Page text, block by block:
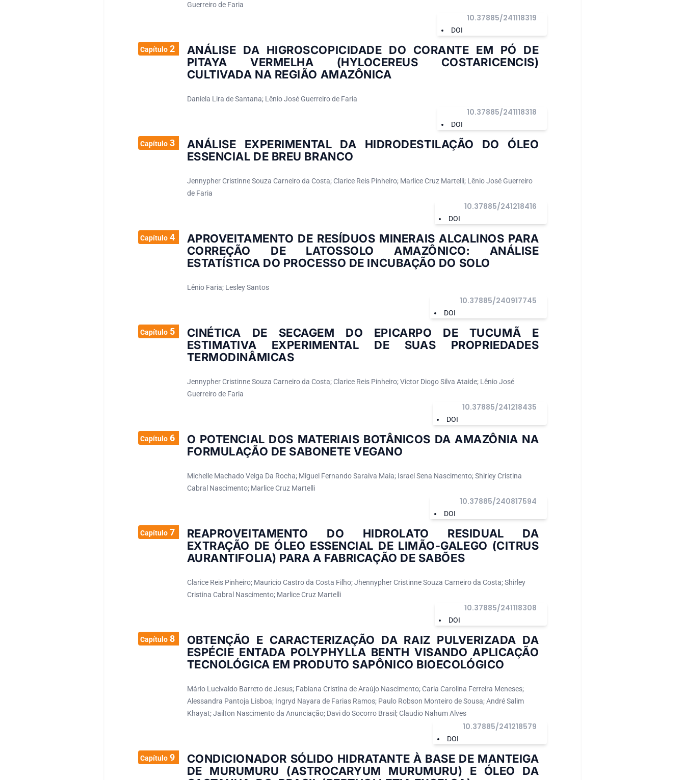
Guerreiro de Faria
DOI
10.37885/241118319
Capítulo2
ANÁLISE DA HIGROSCOPICIDADE DO CORANTE EM PÓ DE
PITAYA VERMELHA (HYLOCEREUS COSTARICENCIS)
CULTIVADA NA REGIÃO AMAZÔNICA
Daniela Lira de Santana; Lênio José Guerreiro de Faria
DOI
10.37885/241118318
Capítulo3
ANÁLISE EXPERIMENTAL DA HIDRODESTILAÇÃO DO ÓLEO
ESSENCIAL DE BREU BRANCO
Jennypher Cristinne Souza Carneiro da Costa; Clarice Reis Pinheiro; Marlice Cruz Martelli; Lênio José Guerreiro
de Faria
DOI
10.37885/241218416
Capítulo4
APROVEITAMENTO DE RESÍDUOS MINERAIS ALCALINOS PARA
CORREÇÃO DE LATOSSOLO AMAZÔNICO: ANÁLISE
ESTATÍSTICA DO PROCESSO DE INCUBAÇÃO DO SOLO
Lênio Faria; Lesley Santos
DOI
10.37885/240917745
Capítulo5
CINÉTICA DE SECAGEM DO EPICARPO DE TUCUMÃ E
ESTIMATIVA EXPERIMENTAL DE SUAS PROPRIEDADES
TERMODINÂMICAS
Jennypher Cristinne Souza Carneiro da Costa; Clarice Reis Pinheiro; Victor Diogo Silva Ataide; Lênio José
Guerreiro de Faria
DOI
10.37885/241218435
Capítulo6
O POTENCIAL DOS MATERIAIS BOTÂNICOS DA AMAZÔNIA NA
FORMULAÇÃO DE SABONETE VEGANO
Michelle Machado Veiga Da Rocha; Miguel Fernando Saraiva Maia; Israel Sena Nascimento; Shirley Cristina
Cabral Nascimento; Marlice Cruz Martelli
DOI
10.37885/240817594
Capítulo7
REAPROVEITAMENTO DO HIDROLATO RESIDUAL DA
EXTRAÇÃO DE ÓLEO ESSENCIAL DE LIMÃO-GALEGO (CITRUS
AURANTIFOLIA) PARA A FABRICAÇÃO DE SABÕES
Clarice Reis Pinheiro; Mauricio Castro da Costa Filho; Jhennypher Cristinne Souza Carneiro da Costa; Shirley
Cristina Cabral Nascimento; Marlice Cruz Martelli
DOI
10.37885/241118308
Capítulo8
OBTENÇÃO E CARACTERIZAÇÃO DA RAIZ PULVERIZADA DA
ESPÉCIE ENTADA POLYPHYLLA BENTH VISANDO APLICAÇÃO
TECNOLÓGICA EM PRODUTO SAPÔNICO BIOECOLÓGICO
Mário Lucivaldo Barreto de Jesus; Fabiana Cristina de Araújo Nascimento; Carla Carolina Ferreira Meneses;
Alessandra Pantoja Lisboa; Ingryd Nayara de Farias Ramos; Paulo Robson Monteiro de Sousa; André Salim
Khayat; Jailton Nascimento da Anunciação; Davi do Socorro Brasil; Claudio Nahum Alves
DOI
10.37885/241218579
Capítulo9
CONDICIONADOR SÓLIDO HIDRATANTE À BASE DE MANTEIGA
DE MURUMURU (ASTROCARYUM MURUMURU) E ÓLEO DA